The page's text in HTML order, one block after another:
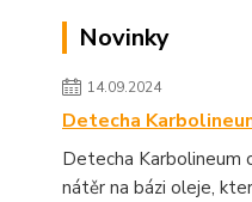
Novinky
14.09.2024
Detecha
Detecha Karbolineum
nátěr na bázi oleje,